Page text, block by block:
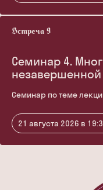
Семинар 4.
незавершенной
Семинар по теме
21 августа 2026 в